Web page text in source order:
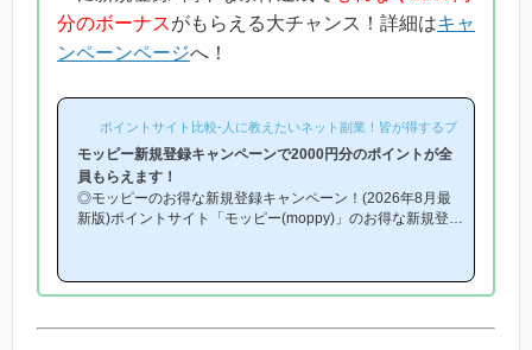
分のボーナスがもらえる大チャンス！詳細はキャ
ンペーンページへ！
ポイントサイト比較-人に教えたいネット副業！皆が得するブログ-
モッピー新規登録キャンペーンで2000円分のポイントが全
員もらえます！
◎モッピーのお得な新規登録キャンペーン！(2026年8月最
新版)ポイントサイト「モッピー(moppy)」のお得な新規登録
得に入会できる時期や方法はあるの？」という方は必見で
す！モッピー新規登録キャンペーン内容キャンペーンの内容